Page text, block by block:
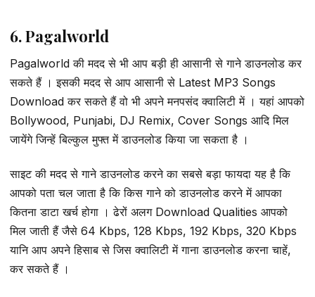
6. Pagalworld
Pagalworld की मदद से भी आप बड़ी ही आसानी से गाने डाउनलोड कर
सकते हैं । इसकी मदद से आप आसानी से Latest MP3 Songs
Download कर सकते हैं वो भी अपने मनपसंद क्वालिटी में । यहां आपको
Bollywood, Punjabi, DJ Remix, Cover Songs आदि मिल
जायेंगे जिन्हें बिल्कुल मुफ्त में डाउनलोड किया जा सकता है ।
साइट की मदद से गाने डाउनलोड करने का सबसे बड़ा फायदा यह है कि
आपको पता चल जाता है कि किस गाने को डाउनलोड करने में आपका
कितना डाटा खर्च होगा । ढेरों अलग Download Qualities आपको
मिल जाती हैं जैसे 64 Kbps, 128 Kbps, 192 Kbps, 320 Kbps
यानि आप अपने हिसाब से जिस क्वालिटी में गाना डाउनलोड करना चाहें,
कर सकते हैं ।